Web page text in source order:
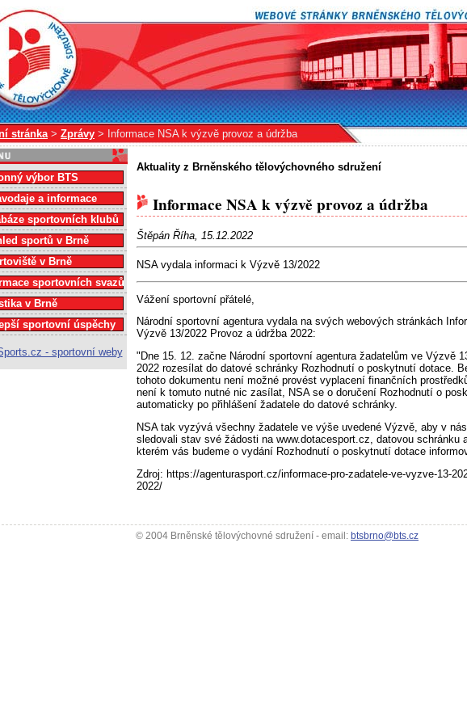
stránka> Zprávy > Informace NSA k výzvě provoz a údržba
Aktuality z Brněnského tělovýchovného sdružení
Informace NSA k výzvě provoz a údržba
Štěpán Říha, 15.12.2022
NSA vydala informaci k Výzvě 13/2022
Vážení sportovní přátelé,
Národní sportovní agentura vydala na svých webových stránkách
Výzvě 13/2022 Provoz a údržba 2022:
"Dne 15. 12. začne Národní sportovní agentura žadatelům ve Výzvě
2022 rozesílat do datové schránky Rozhodnutí o poskytnutí dotace.
tohoto dokumentu není možné provést vyplacení finančních
není k tomuto nutné nic zasílat, NSA se o doručení Rozhodnutí o
automaticky po přihlášení žadatele do datové schránky.
NSA tak vyzývá všechny žadatele ve výše uvedené Výzvě, aby v
sledovali stav své žádosti na www.dotacesport.cz, datovou schránku
kterém vás budeme o vydání Rozhodnutí o poskytnutí dotace
Zdroj: https://agenturasport.cz/informace-pro-zadatele-ve-vyzve-13-
2022/
výbor BTS
a informace
sportovních klubů
sportů v Brně
v Brně
sportovních svazů
v Brně
sportovní úspěchy
© 2004 Brněnské tělovýchovné sdružení - email: btsbrno@bts.cz